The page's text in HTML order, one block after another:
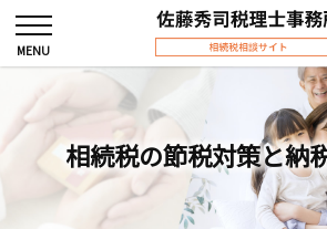
相続税の節税対策と納